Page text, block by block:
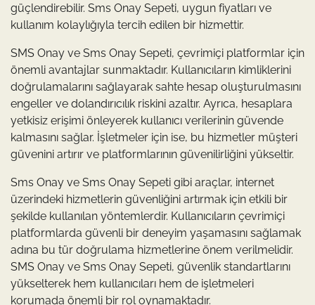
güçlendirebilir. Sms Onay Sepeti, uygun fiyatları ve
kullanım kolaylığıyla tercih edilen bir hizmettir.
SMS Onay ve Sms Onay Sepeti, çevrimiçi platformlar için
önemli avantajlar sunmaktadır. Kullanıcıların kimliklerini
doğrulamalarını sağlayarak sahte hesap oluşturulmasını
engeller ve dolandırıcılık riskini azaltır. Ayrıca, hesaplara
yetkisiz erişimi önleyerek kullanıcı verilerinin güvende
kalmasını sağlar. İşletmeler için ise, bu hizmetler müşteri
güvenini artırır ve platformlarının güvenilirliğini yükseltir.
Sms Onay ve Sms Onay Sepeti gibi araçlar, internet
üzerindeki hizmetlerin güvenliğini artırmak için etkili bir
şekilde kullanılan yöntemlerdir. Kullanıcıların çevrimiçi
platformlarda güvenli bir deneyim yaşamasını sağlamak
adına bu tür doğrulama hizmetlerine önem verilmelidir.
SMS Onay ve Sms Onay Sepeti, güvenlik standartlarını
yükselterek hem kullanıcıları hem de işletmeleri
korumada önemli bir rol oynamaktadır.